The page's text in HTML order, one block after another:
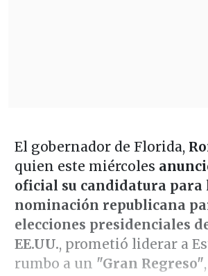
El gobernador de Florida,
quien este miércoles
oficial su candidatura para
nominación republicana
elecciones presidenciales
EE.UU., prometió liderar a
rumbo a un "Gran Regreso"